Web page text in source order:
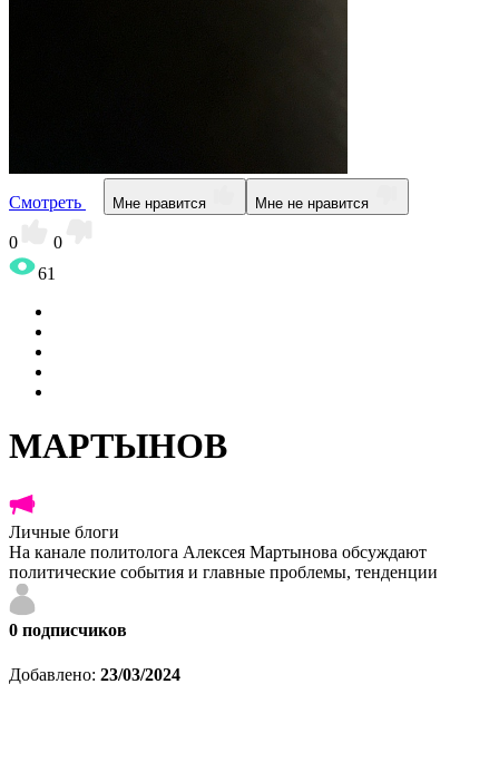
Смотреть Мне нравится Мне не нравится
0
0
61
МАРТЫНОВ
Личные блоги
На канале политолога Алексея Мартынова обсуждают
политические события и главные проблемы, тенденции
0 подписчиков
Добавлено: 23/03/2024